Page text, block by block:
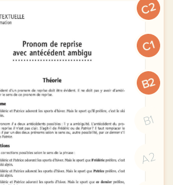
C2
C1
B2
B1
A2